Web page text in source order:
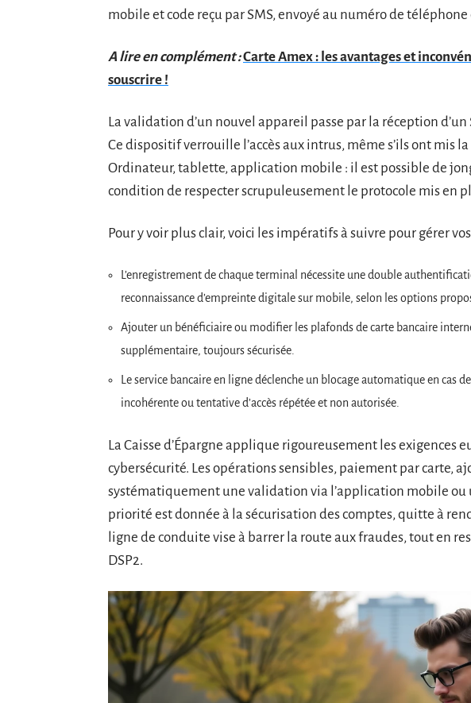
mobile et code reçu par SMS, envoyé au numéro de
A lire en complément :Carte Amex : les avantages et
souscrire !
La validation d’un nouvel appareil passe par la réception d’un
Ce dispositif verrouille l’accès aux intrus, même s’ils ont mis
Ordinateur, tablette, application mobile : il est possible de
condition de respecter scrupuleusement le protocole mis en
Pour y voir plus clair, voici les impératifs à suivre pour gérer
L’enregistrement de chaque terminal nécessite une double
reconnaissance d’empreinte digitale sur mobile, selon les options
Ajouter un bénéficiaire ou modifier les plafonds de carte bancaire
supplémentaire, toujours sécurisée.
Le service bancaire en ligne déclenche un blocage automatique en
incohérente ou tentative d’accès répétée et non autorisée.
La Caisse d’Épargne applique rigoureusement les exigences
cybersécurité. Les opérations sensibles, paiement par carte,
systématiquement une validation via l’application mobile ou
priorité est donnée à la sécurisation des comptes, quitte à
ligne de conduite vise à barrer la route aux fraudes, tout en
DSP2.